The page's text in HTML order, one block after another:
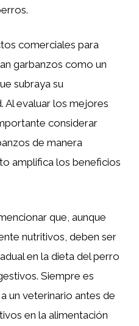
comerciales para
garbanzos como un
subraya su
Al evaluar los mejores
considerar
de manera
amplifica los beneficios
que, aunque
nutritivos, deben ser
en la dieta del perro
Siempre es
un veterinario antes de
en la alimentación